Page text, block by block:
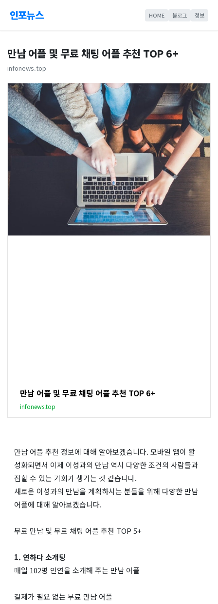
인포뉴스 HOME 블로그 정보
만남 어플 및 무료 채팅 어플 추천 TOP 6+
infonews.top
만남 어플 및 무료 채팅 어플 추천 TOP 6+
infonews.top
만남 어플 추천 정보에 대해 알아보겠습니다. 모바일 앱이 활
성화되면서 이제 이성과의 만남 역시 다양한 조건의 사람들과
접할 수 있는 기회가 생기는 것 같습니다.
새로운 이성과의 만남을 계획하시는 분들을 위해 다양한 만남
어플에 대해 알아보겠습니다.
무료 만남 및 무료 채팅 어플 추천 TOP 5+
1. 연하다 소개팅
매일 102명 인연을 소개해 주는 만남 어플
결제가 필요 없는 무료 만남 어플